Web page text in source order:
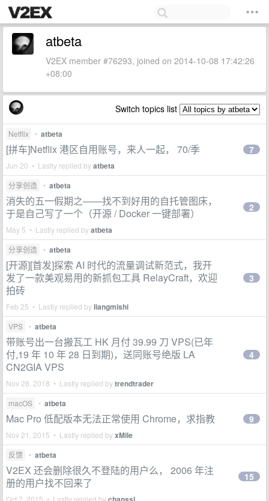
atbeta
V2EX member #76293, joined on 2014-10-08 17:42:26
+08:00
Switch topics list
Netflix • atbeta
[拼车]Netflix 港区自用账号，来人一起， 70/季
Jun 20 • Lastly replied byatbeta
7
分享创造 • atbeta
消失的五一假期之——找不到好用的自托管图床，
于是自己写了一个（开源 / Docker 一键部署）
May 5 • Lastly replied byatbeta
2
分享创造 • atbeta
[开源][首发]探索 AI 时代的流量调试新范式，我开
发了一款美观易用的新抓包工具 RelayCraft，欢迎
拍砖
Feb 25 • Lastly replied byliangmishi
3
VPS • atbeta
带账号出一台搬瓦工 HK 月付 39.99 刀 VPS(已年
付,19 年 10 年 28 日到期)，送同账号绝版 LA
CN2GIA VPS
Nov 28, 2018 • Lastly replied bytrendtrader
4
macOS • atbeta
Mac Pro 低配版本无法正常使用 Chrome，求指教
Nov 21, 2015 • Lastly replied byxMile
9
反馈 • atbeta
V2EX 还会删除很久不登陆的用户么， 2006 年注
册的用户找不回来了
Oct 7, 2015 • Lastly replied by
15